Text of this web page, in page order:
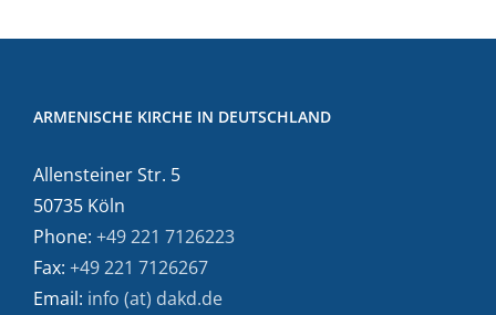
ARMENISCHE KIRCHE IN DEUTSCHLAND
Allensteiner Str. 5
50735 Köln
Phone: +49 221 7126223
Fax: +49 221 7126267
Email: info (at) dakd.de